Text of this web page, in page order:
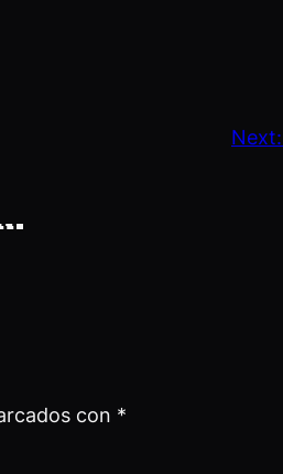
Next:
con *